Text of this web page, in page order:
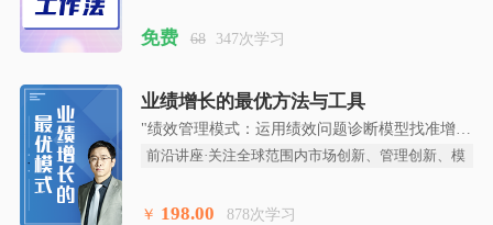
限时特价
免费 68 347次学习
业绩增长的最优方法与工具
"绩效管理模式：运用绩效问题诊断模型找准增长
点 建立分配机制：真正以人为本，激活""剩余价
前沿讲座·关注全球范围内市场创新、管理创新、模
￥ 198.00 878次学习